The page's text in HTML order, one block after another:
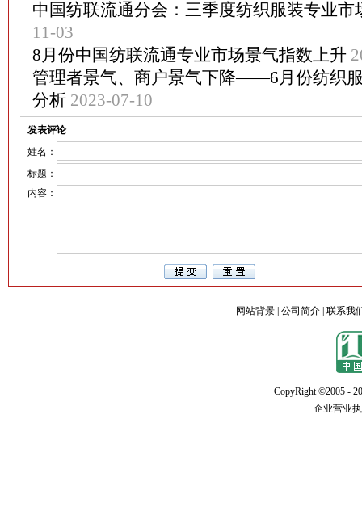
中国纺联流通分会：三季度纺织服装专业市
11-03
8月份中国纺联流通专业市场景气指数上升
管理者景气、商户景气下降——6月份纺织
分析 2023-07-10
发表评论
姓名：
标题：
内容：
网站背景 公司简介 联系我
CopyRight ©2005 -
企业营业